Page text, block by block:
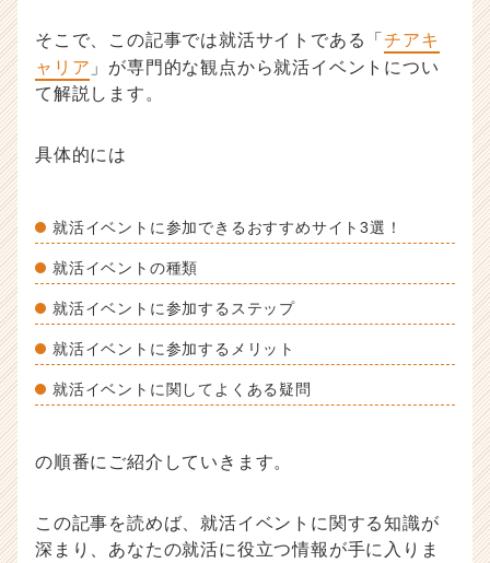
ウ
記
ー・
長
企
業
か
ら
ス
ト
く
就
そこで、この記事では就活サイトである「チアキ
ャリア 」が専門的な観点から就活イベントについ
て解説します。
具体的には
就活イベントに参加できるおすすめサイト3選！
就活イベントの種類
就活イベントに参加するステップ
就活イベントに参加するメリット
就活イベントに関してよくある疑問
の順番にご紹介していきます。
この記事を読めば、就活イベントに関する知識が
深まり、あなたの就活に役立つ情報が手に入りま